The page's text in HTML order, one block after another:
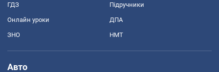
ГДЗ Підручники
Онлайн уроки ДПА
ЗНО НМТ
Авто